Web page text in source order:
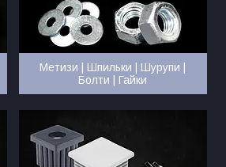
Метизи | Шпильки | Шурупи |
Болти | Гайки